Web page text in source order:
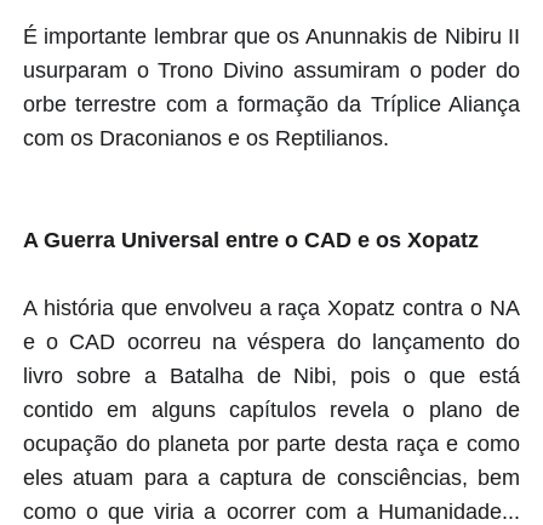
É importante lembrar que os Anunnakis de Nibiru II
usurparam o Trono Divino assumiram o poder do
orbe terrestre com a formação da Tríplice Aliança
com os Draconianos e os Reptilianos.
A Guerra Universal entre o CAD e os Xopatz
A história que envolveu a raça Xopatz contra o NA
e o CAD ocorreu na véspera do lançamento do
livro sobre a Batalha de Nibi, pois o que está
contido em alguns capítulos revela o plano de
ocupação do planeta por parte desta raça e como
eles atuam para a captura de consciências, bem
como o que viria a ocorrer com a Humanidade...